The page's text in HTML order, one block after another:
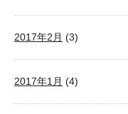
2017年2月 (3)
2017年1月 (4)